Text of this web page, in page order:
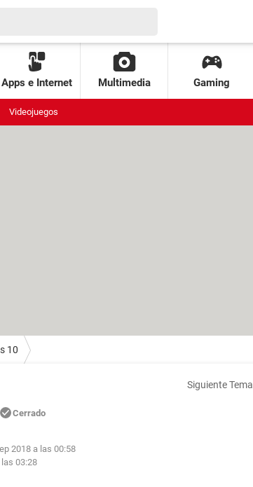
Apps e Internet Multimedia Gaming
Videojuegos
10
Siguiente Tema
Cerrado
2018 a las 00:58
03:28